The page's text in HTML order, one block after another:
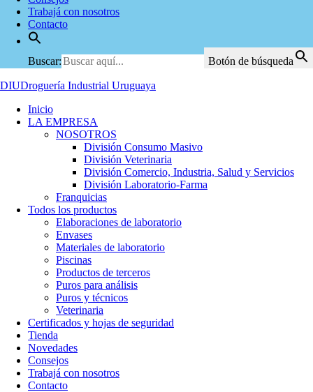
Trabajá con nosotros
Contacto
Buscar: Botón de búsqueda
DIUDroguería Industrial Uruguaya
Inicio
LA EMPRESA
NOSOTROS
División Consumo Masivo
División Veterinaria
División Comercio, Industria, Salud y Servicios
División Laboratorio-Farma
Franquicias
Todos los productos
Elaboraciones de laboratorio
Envases
Materiales de laboratorio
Piscinas
Productos de terceros
Puros para análisis
Puros y técnicos
Veterinaria
Certificados y hojas de seguridad
Tienda
Novedades
Consejos
Trabajá con nosotros
Contacto